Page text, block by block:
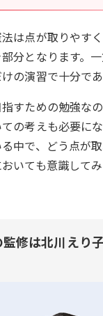
は点が取りやす
分となります。
の演習で十分であ
すための勉強な
の考えも必要にな
中で、どう点が
いても意識してみ
修は北川えり